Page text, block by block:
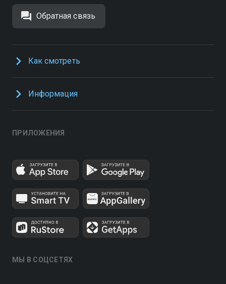
Обратная связь
Как смотреть
Информация
ПРИЛОЖЕНИЯ
МЫ В СОЦСЕТЯХ